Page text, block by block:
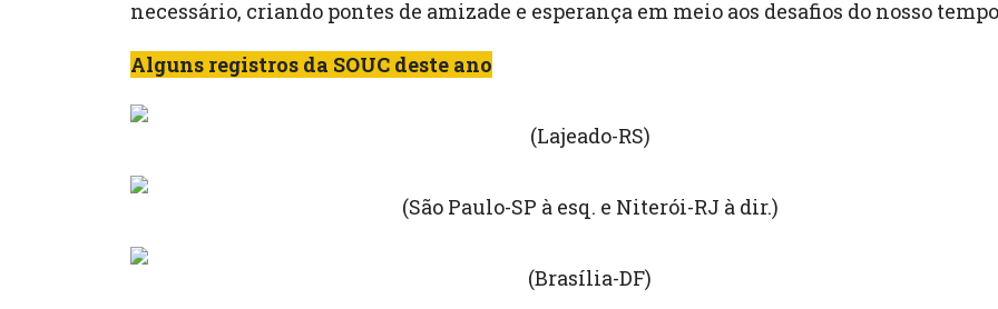
necessário, criando pontes de amizade e esperança em meio aos desafios do nosso
Alguns registros da SOUC deste ano
(Lajeado-RS)
(São Paulo-SP à esq. e Niterói-RJ à dir.)
(Brasília-DF)